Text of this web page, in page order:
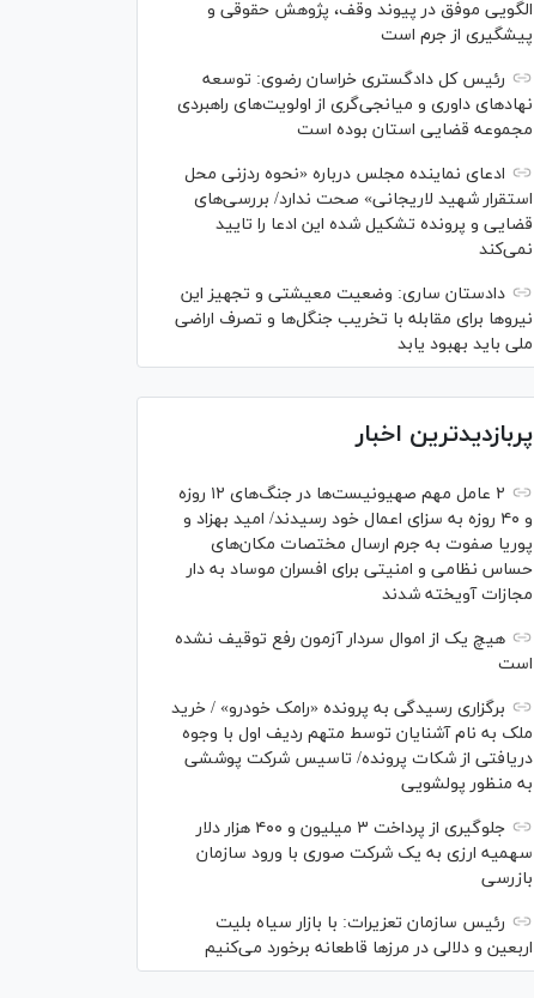
الگویی موفق در پیوند وقف، پژوهش حقوقی و
پیشگیری از جرم است
رئیس کل دادگستری خراسان رضوی: توسعه
نهاد‌های داوری و میانجی‌گری از اولویت‌های راهبردی
مجموعه قضایی استان بوده است
ادعای نماینده مجلس درباره «نحوه ردزنی محل
استقرار شهید لاریجانی» صحت ندارد/ بررسی‌های
قضایی و پرونده تشکیل شده این ادعا را تایید
نمی‌کند
دادستان ساری: وضعیت معیشتی و تجهیز این
نیرو‌ها برای مقابله با تخریب جنگل‌ها و تصرف اراضی
ملی باید بهبود یابد
پربازدیدترین اخبار
۲ عامل مهم صهیونیست‌ها در جنگ‌های ۱۲ روزه
و ۴۰ روزه به سزای اعمال خود رسیدند/ امید بهزاد و
پوریا صفوت به جرم ارسال مختصات مکان‌های
حساس نظامی و امنیتی برای افسران موساد به دار
مجازات آویخته شدند
هیچ یک از اموال سردار آزمون رفع توقیف نشده
است
برگزاری رسیدگی به پرونده «رامک خودرو» / خرید
ملک به نام آشنایان توسط متهم ردیف اول با وجوه
دریافتی از شکات پرونده/ تاسیس شرکت پوششی
به منظور پولشویی
جلوگیری از پرداخت ۳ میلیون و ۴۰۰ هزار دلار
سهمیه ارزی به یک شرکت صوری با ورود سازمان
بازرسی
رئیس سازمان تعزیرات: با بازار سیاه بلیت
اربعین و دلالی در مرز‌ها قاطعانه برخورد می‌کنیم